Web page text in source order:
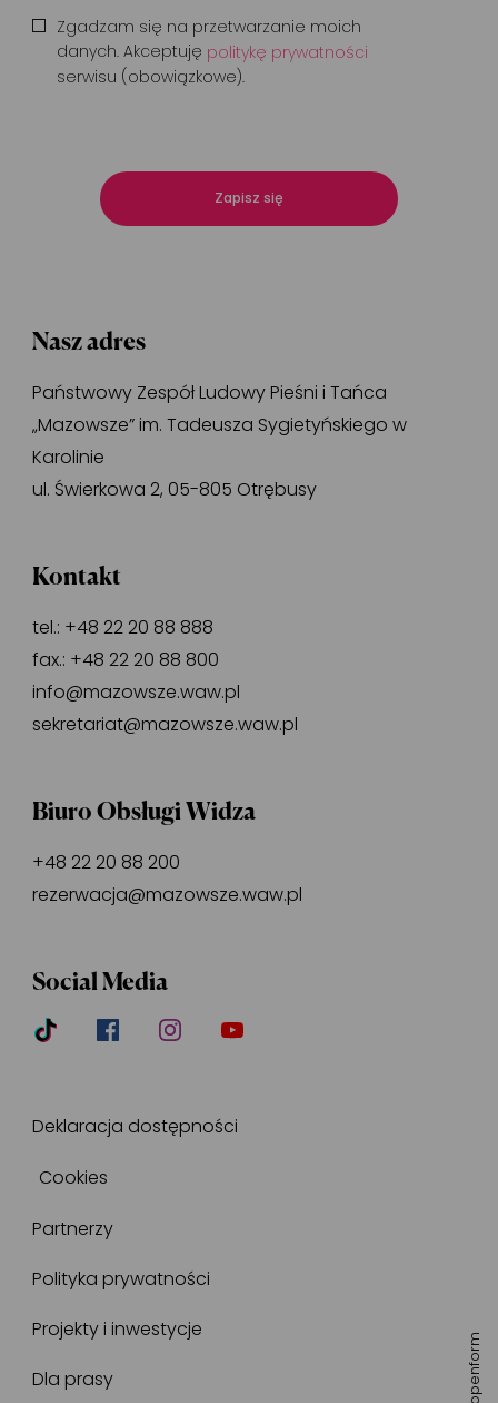
Zgadzam się na przetwarzanie moich
danych. Akceptuję politykę prywatności
serwisu (obowiązkowe).
Zapisz się
Nasz adres
Państwowy Zespół Ludowy Pieśni i Tańca
„Mazowsze” im. Tadeusza Sygietyńskiego w
Karolinie
ul. Świerkowa 2, 05-805 Otrębusy
Kontakt
tel.: +48 22 20 88 888
fax.: +48 22 20 88 800
info@mazowsze.waw.pl
sekretariat@mazowsze.waw.pl
Biuro Obsługi Widza
+48 22 20 88 200
rezerwacja@mazowsze.waw.pl
Social Media
Deklaracja dostępności
Cookies
Partnerzy
Polityka prywatności
Projekty i inwestycje
Dla prasy
openform